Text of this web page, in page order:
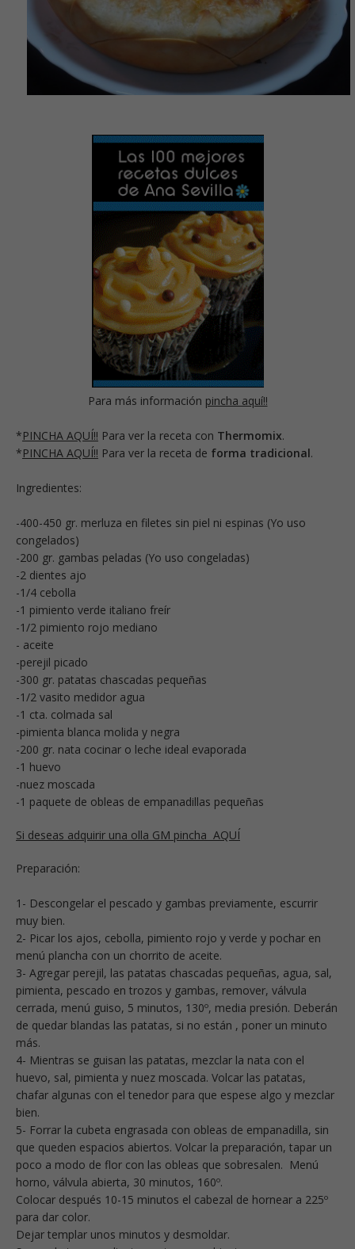
Para más información pincha aquí!!
*PINCHA AQUÍ!! Para ver la receta con Thermomix.
*PINCHA AQUÍ!! Para ver la receta de forma tradicional.
Ingredientes:
-400-450 gr. merluza en filetes sin piel ni espinas (Yo uso
congelados)
-200 gr. gambas peladas (Yo uso congeladas)
-2 dientes ajo
-1/4 cebolla
-1 pimiento verde italiano freír
-1/2 pimiento rojo mediano
- aceite
-perejil picado
-300 gr. patatas chascadas pequeñas
-1/2 vasito medidor agua
-1 cta. colmada sal
-pimienta blanca molida y negra
-200 gr. nata cocinar o leche ideal evaporada
-1 huevo
-nuez moscada
-1 paquete de obleas de empanadillas pequeñas
Si deseas adquirir una olla GM pincha AQUÍ
Preparación:
1- Descongelar el pescado y gambas previamente, escurrir
muy bien.
2- Picar los ajos, cebolla, pimiento rojo y verde y pochar en
menú plancha con un chorrito de aceite.
3- Agregar perejil, las patatas chascadas pequeñas, agua, sal,
pimienta, pescado en trozos y gambas, remover, válvula
cerrada, menú guiso, 5 minutos, 130º, media presión. Deberán
de quedar blandas las patatas, si no están , poner un minuto
más.
4- Mientras se guisan las patatas, mezclar la nata con el
huevo, sal, pimienta y nuez moscada. Volcar las patatas,
chafar algunas con el tenedor para que espese algo y mezclar
bien.
5- Forrar la cubeta engrasada con obleas de empanadilla, sin
que queden espacios abiertos. Volcar la preparación, tapar un
poco a modo de flor con las obleas que sobresalen. Menú
horno, válvula abierta, 30 minutos, 160º.
Colocar después 10-15 minutos el cabezal de hornear a 225º
para dar color.
Dejar templar unos minutos y desmoldar.